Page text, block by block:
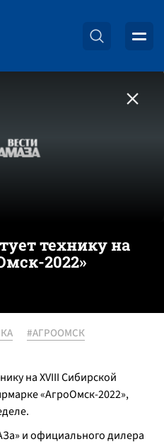
технику на
2022»
#АГРООМСК
на XVIII Сибирской
«АгроОмск-2022»,
и официального дилера